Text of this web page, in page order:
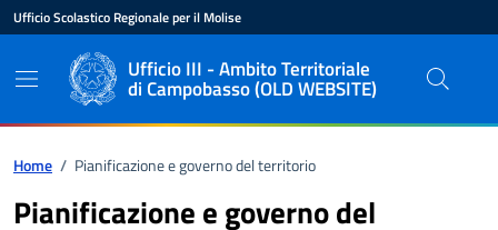
Vai ai contenuti
Vai al pié di pagina
Ente di appartenenza
Ufficio Scolastico Regionale per il Molise
Nome dell'enteUfficio III - Ambito Territoriale
di Campobasso (OLD WEBSITE)
Percorso di navigazione
Home / Pianificazione e governo del territorio
Pianificazione e governo del